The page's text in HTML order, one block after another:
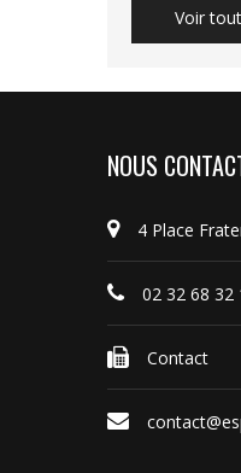
Voir
NOUS
4 Place
02 32 68 32
Contact